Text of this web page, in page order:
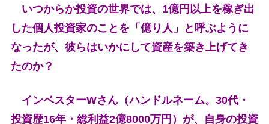
いつからか投資の世界では、1億円以上を稼ぎ出
した個人投資家のことを「億り人」と呼ぶように
なったが、彼らはいかにして資産を築き上げてき
たのか？
インベスターWさん（ハンドルネーム。30代・
投資歴16年・総利益2億8000万円）が、自身の投資